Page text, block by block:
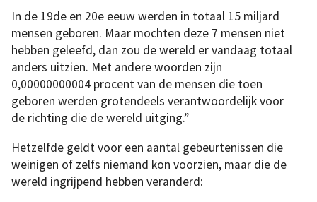
In de 19de en 20e eeuw werden in totaal 15 miljard
mensen geboren. Maar mochten deze 7 mensen niet
hebben geleefd, dan zou de wereld er vandaag totaal
anders uitzien. Met andere woorden zijn
0,00000000004 procent van de mensen die toen
geboren werden grotendeels verantwoordelijk voor
de richting die de wereld uitging.”
Hetzelfde geldt voor een aantal gebeurtenissen die
weinigen of zelfs niemand kon voorzien, maar die de
wereld ingrijpend hebben veranderd: